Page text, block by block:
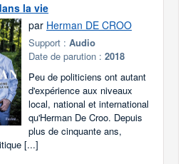
la vie
par Herman DE CROO
Support :Audio
Date de parution :2018
Peu de politiciens ont autant
d'expérience aux niveaux
local, national et international
qu'Herman De Croo. Depuis
plus de cinquante ans,
[...]